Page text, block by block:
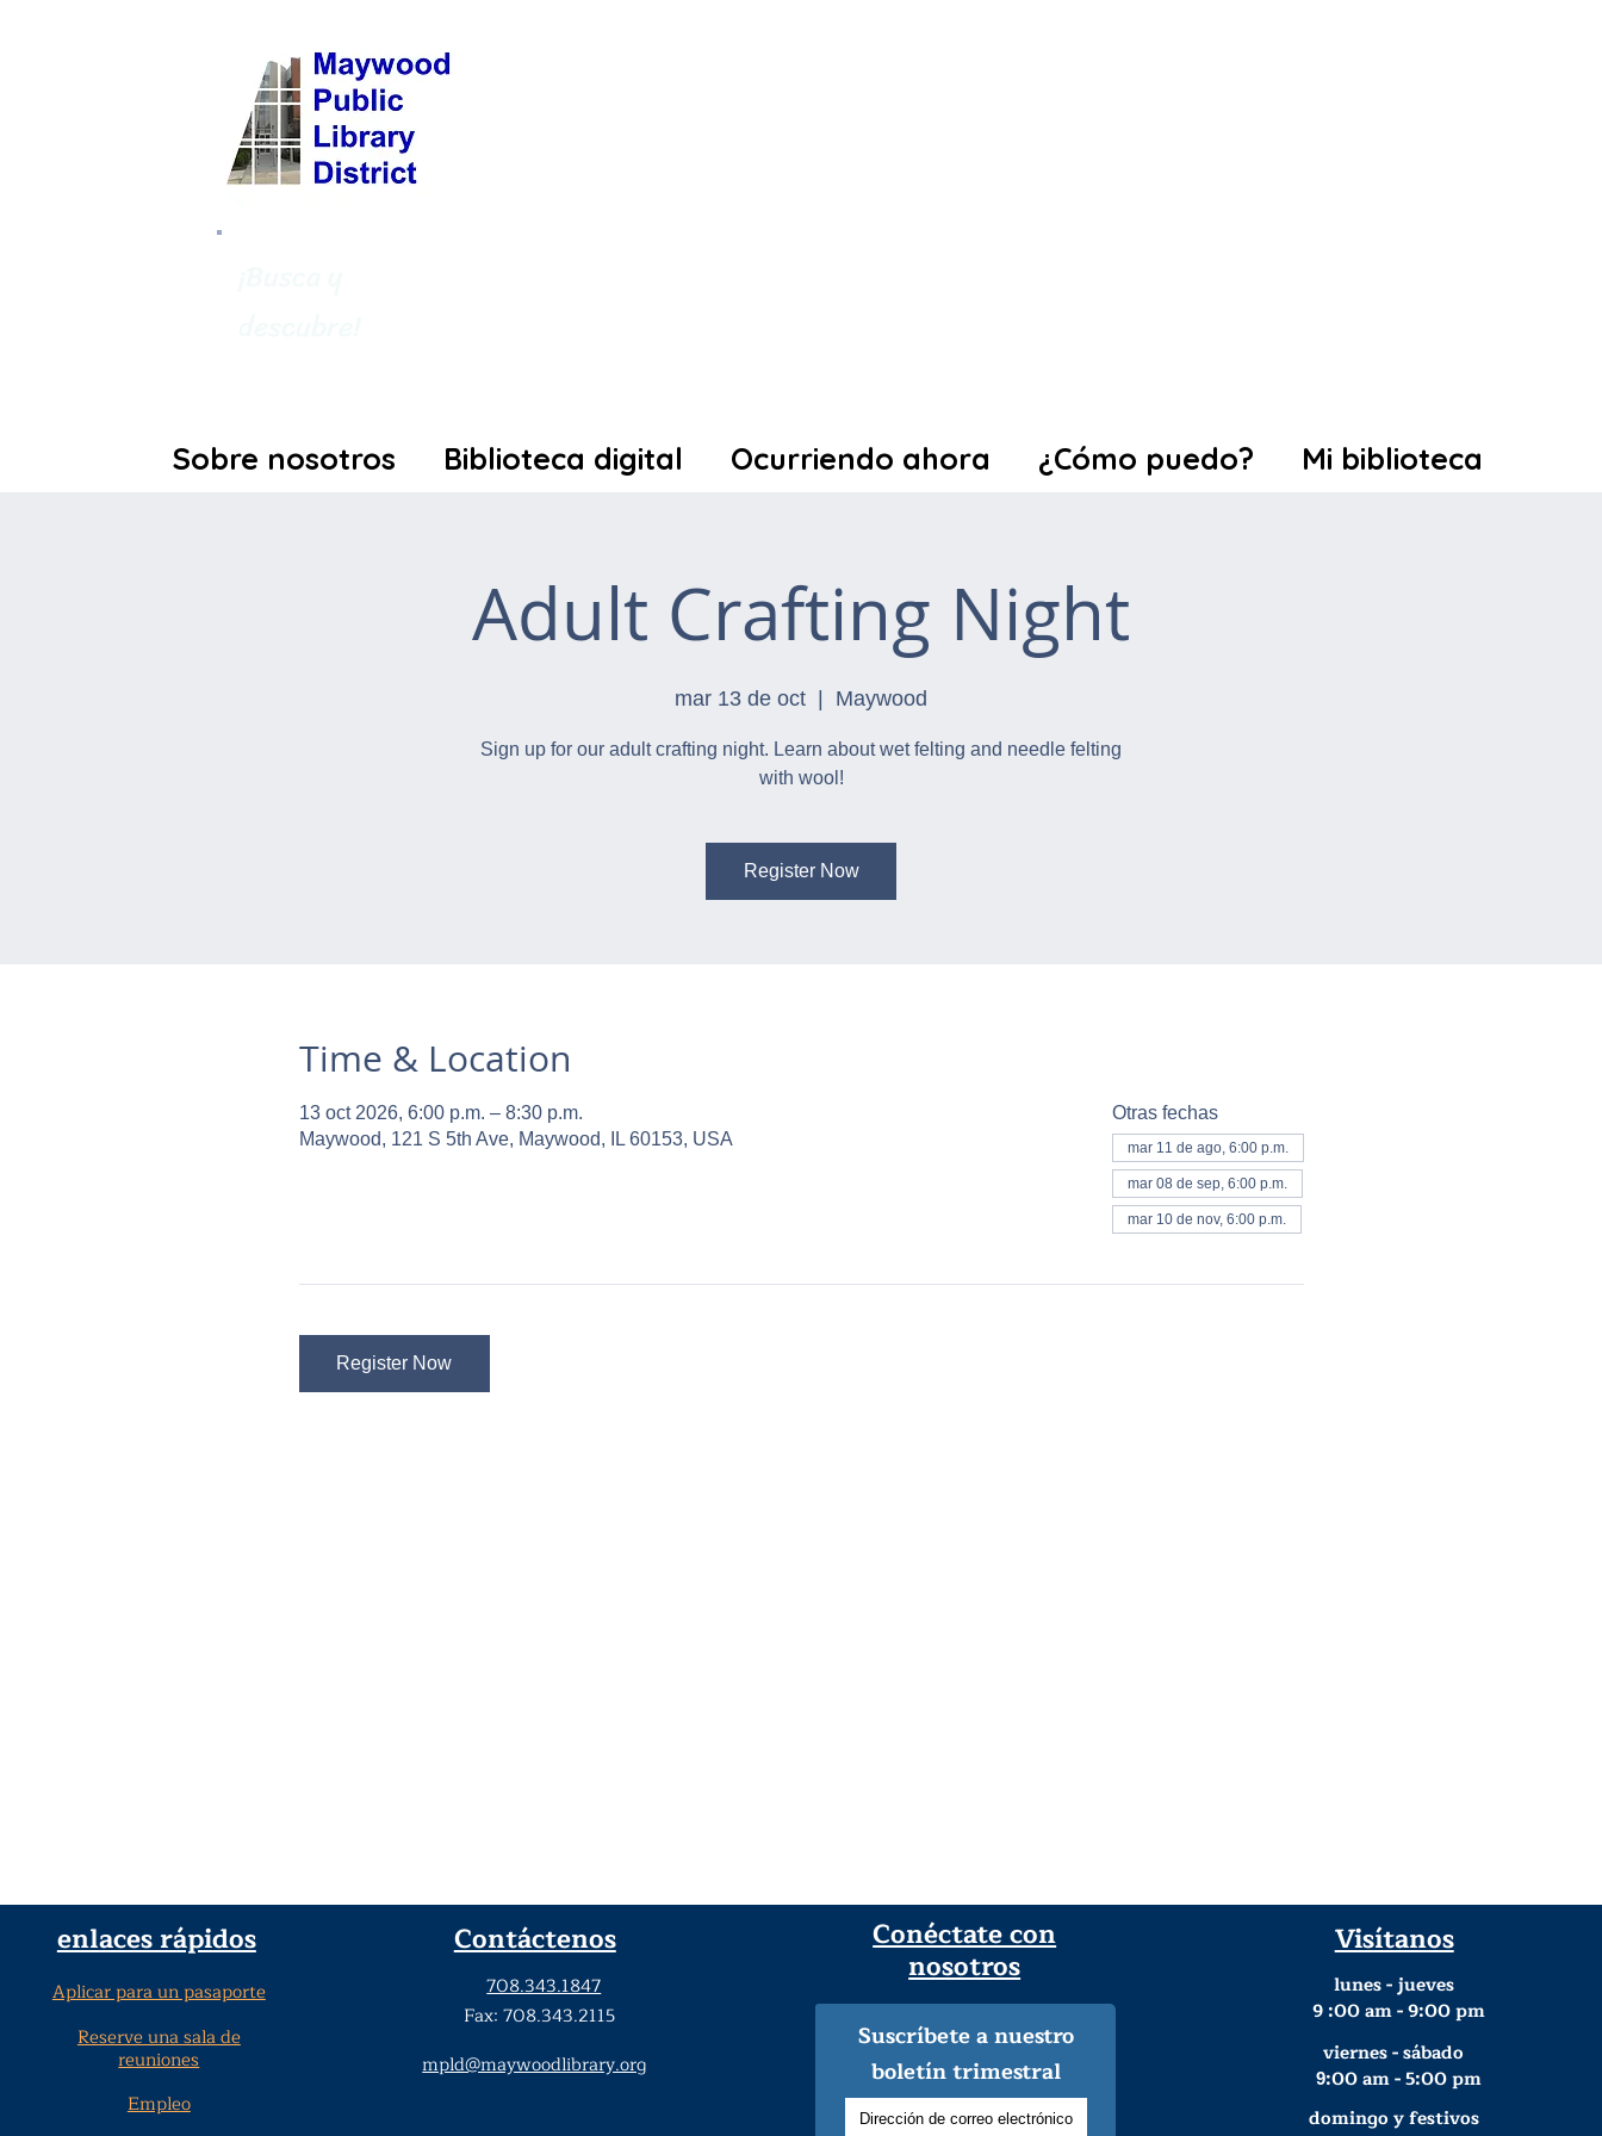
Sobre nosotros Biblioteca digital Ocurriendo ahora ¿Cómo puedo? Mi biblioteca
Adult Crafting Night
mar 13 de oct Maywood
Sign up for our adult crafting night. Learn about wet felting and needle felting
with wool!
Register Now
Time & Location
13 oct 2026, 6:00 p.m. – 8:30 p.m.
Maywood, 121 S 5th Ave, Maywood, IL 60153, USA
Otras fechas
mar 11 de ago, 6:00 p.m.
mar 08 de sep, 6:00 p.m.
mar 10 de nov, 6:00 p.m.
Register Now
enlaces rápidos
Aplicar para un pasaporte
Reserve una sala de
reuniones
Empleo
Contáctenos
708.343.1847
Fax: 708.343.2115
mpld@maywoodlibrary.org
Conéctate con
nosotros
Suscríbete a nuestro
boletín trimestral
Visítanos
lunes - jueves
9 :00 am - 9:00 pm
viernes - sábado
9:00 am - 5:00 pm
domingo y festivos